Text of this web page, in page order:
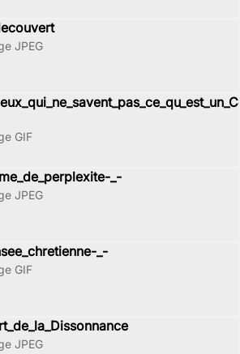
JPEG
GIF
_-
JPEG
_-
GIF
JPEG